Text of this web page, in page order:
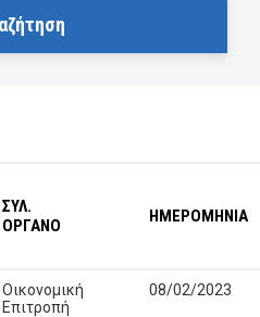
ΣΥΛ.
ΟΡΓΑΝΟ
ΗΜΕΡΟΜΗΝΙΑ
Οικονομική
Επιτροπή
08/02/2023